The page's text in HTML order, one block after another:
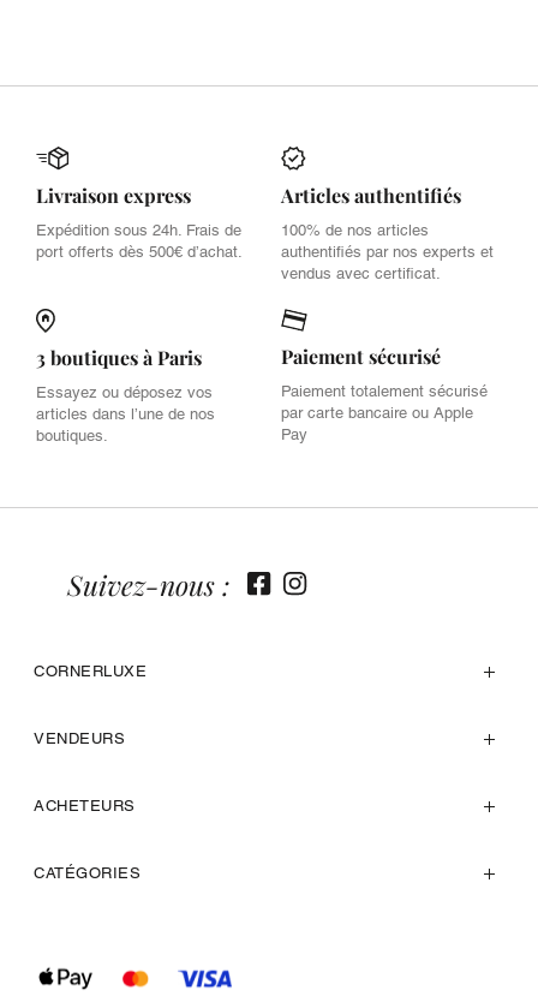
Livraison express
Expédition sous 24h. Frais de
port offerts dès 500€ d’achat.
Articles authentifiés
100% de nos articles
authentifiés par nos experts et
vendus avec certificat.
3 boutiques à Paris
Essayez ou déposez vos
articles dans l’une de nos
boutiques.
Paiement sécurisé
Paiement totalement sécurisé
par carte bancaire ou Apple
Pay
CORNERLUXE
VENDEURS
ACHETEURS
CATÉGORIES
Suivez-nous :